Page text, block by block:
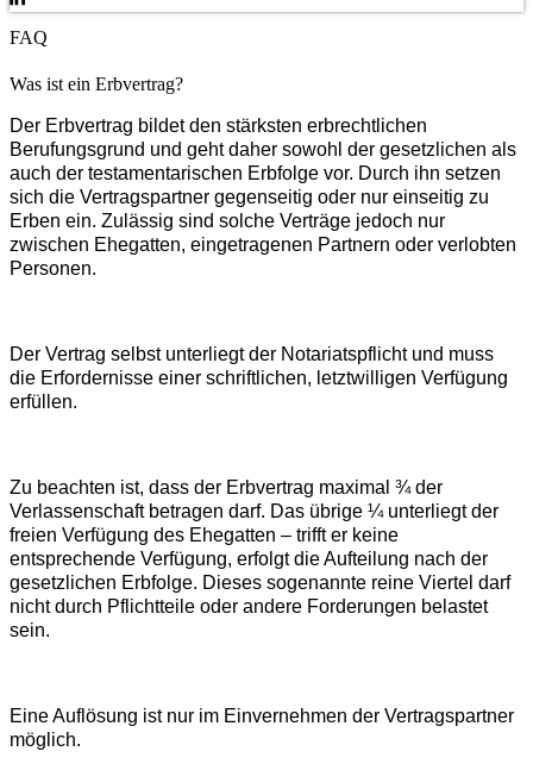
FAQ
Was ist ein Erbvertrag?
Der Erbvertrag bildet den stärksten erbrechtlichen
Berufungsgrund und geht daher sowohl der gesetzlichen als
auch der testamentarischen Erbfolge vor. Durch ihn setzen
sich die Vertragspartner gegenseitig oder nur einseitig zu
Erben ein. Zulässig sind solche Verträge jedoch nur
zwischen Ehegatten, eingetragenen Partnern oder verlobten
Personen.
Der Vertrag selbst unterliegt der Notariatspflicht und muss
die Erfordernisse einer schriftlichen, letztwilligen Verfügung
erfüllen.
Zu beachten ist, dass der Erbvertrag maximal ¾ der
Verlassenschaft betragen darf. Das übrige ¼ unterliegt der
freien Verfügung des Ehegatten – trifft er keine
entsprechende Verfügung, erfolgt die Aufteilung nach der
gesetzlichen Erbfolge. Dieses sogenannte reine Viertel darf
nicht durch Pflichtteile oder andere Forderungen belastet
sein.
Eine Auflösung ist nur im Einvernehmen der Vertragspartner
möglich.